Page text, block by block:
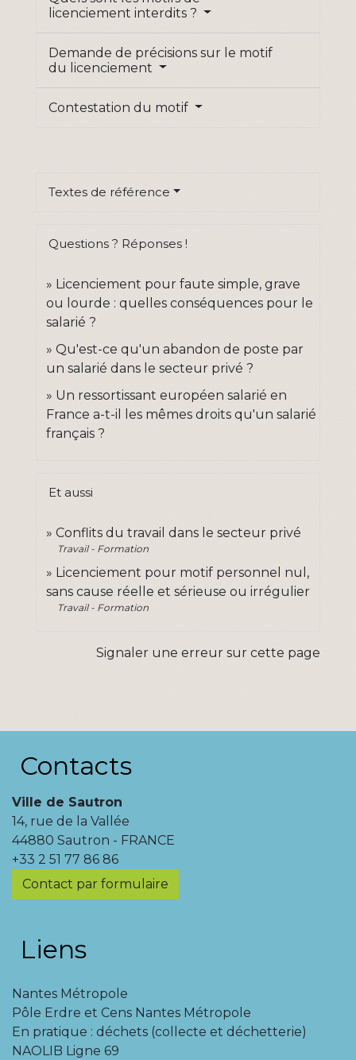
licenciement interdits ?
Demande de précisions sur le motif
du licenciement
Contestation du motif
Textes de référence
Questions ? Réponses !
Licenciement pour faute simple, grave
ou lourde : quelles conséquences pour le
salarié ?
Qu'est-ce qu'un abandon de poste par
un salarié dans le secteur privé ?
Un ressortissant européen salarié en
France a-t-il les mêmes droits qu'un salarié
français ?
Et aussi
Conflits du travail dans le secteur privé
Travail - Formation
Licenciement pour motif personnel nul,
sans cause réelle et sérieuse ou irrégulier
Travail - Formation
Signaler une erreur sur cette page
Contacts
Ville de Sautron
14, rue de la Vallée
44880 Sautron - FRANCE
+33 2 51 77 86 86
Contact par formulaire
Liens
Nantes Métropole
Pôle Erdre et Cens Nantes Métropole
En pratique : déchets (collecte et déchetterie)
NAOLIB Ligne 69